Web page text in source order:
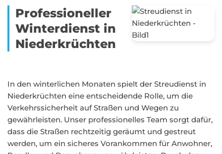
Professioneller
Winterdienst in
Niederkrüchten
In den winterlichen Monaten spielt der Streudienst in
Niederkrüchten eine entscheidende Rolle, um die
Verkehrssicherheit auf Straßen und Wegen zu
gewährleisten. Unser professionelles Team sorgt dafür,
dass die Straßen rechtzeitig geräumt und gestreut
werden, um ein sicheres Vorankommen für Anwohner,